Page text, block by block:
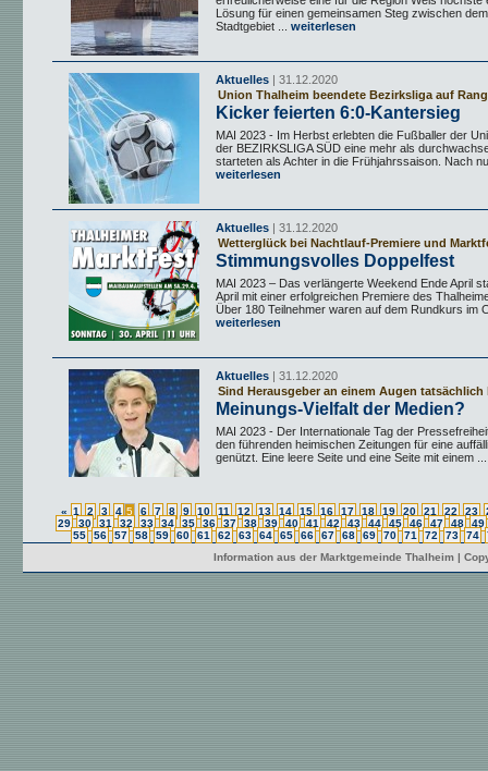
Lösung für einen gemeinsamen Steg zwischen
Stadtgebiet ...
weiterlesen
Aktuelles | 31.12.2020
Union Thalheim beendete Bezirksliga auf
Kicker feierten 6:0-Kantersieg
MAI 2023 - Im Herbst erlebten die Fußballer der
der BEZIRKSLIGA SÜD eine mehr als
starteten als Achter in die Frühjahrssaison. Nach
weiterlesen
Aktuelles | 31.12.2020
Wetterglück bei Nachtlauf-Premiere und
Stimmungsvolles Doppelfest
MAI 2023 – Das verlängerte Weekend Ende April
April mit einer erfolgreichen Premiere des
Über 180 Teilnehmer waren auf dem Rundkurs im
weiterlesen
Aktuelles | 31.12.2020
Sind Herausgeber an einem Augen
Meinungs-Vielfalt der Medien?
MAI 2023 - Der Internationale Tag der
den führenden heimischen Zeitungen für eine
genützt. Eine leere Seite und eine Seite mit einem ...
« 1 2 3 4 5 6 7 8 9 10 11 12 13 14 15 16 17 18 19 20 21 22 23
29
30 31 32 33 34 35 36 37 38 39 40 41 42 43 44 45 46 47 48
49
55
56 57 58 59 60 61 62 63 64 65 66 67 68 69 70 71 72 73 74
Information aus der Marktgemeinde Thalheim |